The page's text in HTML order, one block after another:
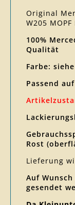
Original
W205
100%
Qualität
Farbe:
Passend
Rost
Lieferung
Auf
gesendet